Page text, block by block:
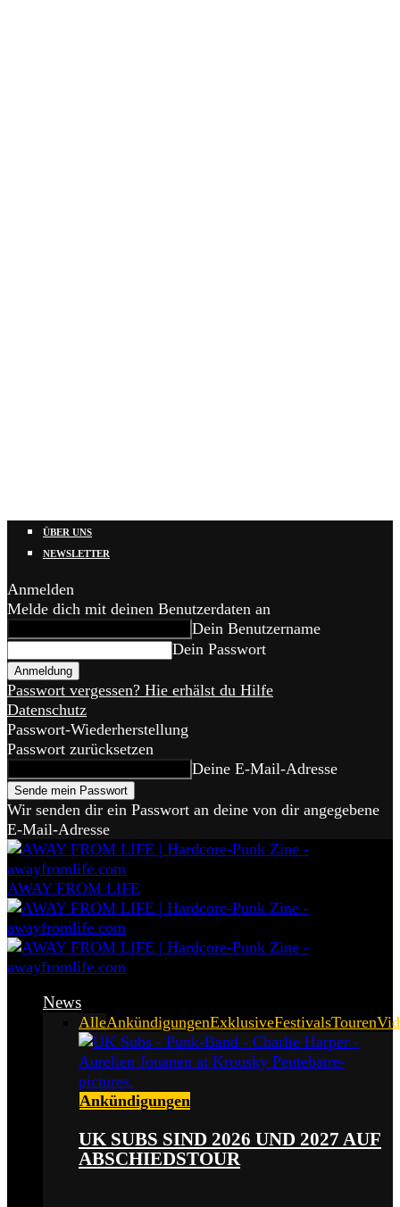
ÜBER UNS
NEWSLETTER
Anmelden
Melde dich mit deinen Benutzerdaten an
Dein Benutzername
Dein Passwort
Passwort vergessen? Hie erhälst du Hilfe
Datenschutz
Passwort-Wiederherstellung
Passwort zurücksetzen
Deine E-Mail-Adresse
Wir senden dir ein Passwort an deine von dir angegebene
E-Mail-Adresse
AWAY FROM LIFE
News
AlleAnkündigungenExklusiveFestivalsTouren
Ankündigungen
UK SUBS SIND 2026 UND 2027 AUF
ABSCHIEDSTOUR